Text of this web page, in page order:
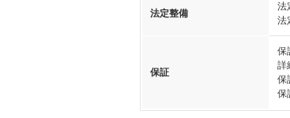
法定整備
法
法
保証
保
詳
保
保